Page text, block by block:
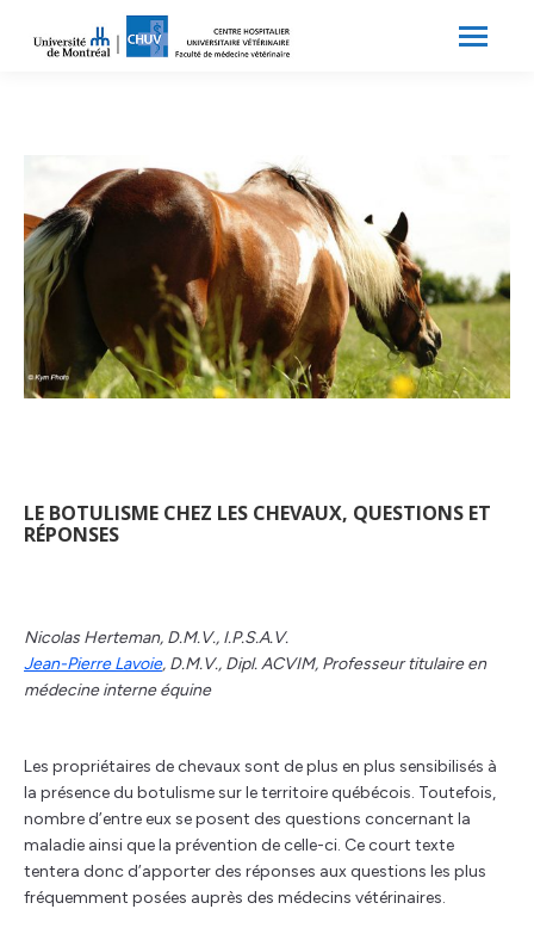
LE BOTULISME CHEZ LES CHEVAUX, QUESTIONS ET
RÉPONSES
Nicolas Herteman, D.M.V., I.P.S.A.V.
Jean-Pierre Lavoie, D.M.V., Dipl. ACVIM, Professeur titulaire en
médecine interne équine
Les propriétaires de chevaux sont de plus en plus sensibilisés à
la présence du botulisme sur le territoire québécois. Toutefois,
nombre d’entre eux se posent des questions concernant la
maladie ainsi que la prévention de celle-ci. Ce court texte
tentera donc d’apporter des réponses aux questions les plus
fréquemment posées auprès des médecins vétérinaires.